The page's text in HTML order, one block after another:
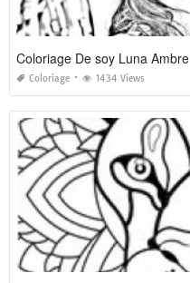
Coloriage De soy Luna Ambre
Coloriage 1434 Views